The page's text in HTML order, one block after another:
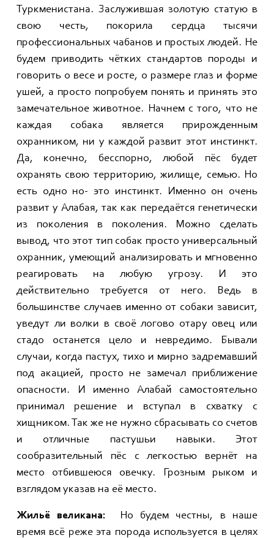
Туркменистана. Заслужившая золотую статую в
свою честь, покорила сердца тысячи
профессиональных чабанов и простых людей. Не
будем приводить чётких стандартов породы и
говорить о весе и росте, о размере глаз и форме
ушей, а просто попробуем понять и принять это
замечательное животное. Начнем с того, что не
каждая собака является прирожденным
охранником, ни у каждой развит этот инстинкт.
Да, конечно, бесспорно, любой пёс будет
охранять свою территорию, жилище, семью. Но
есть одно но- это инстинкт. Именно он очень
развит у Алабая, так как передаётся генетически
из поколения в поколения. Можно сделать
вывод, что этот тип собак просто универсальный
охранник, умеющий анализировать и мгновенно
реагировать на любую угрозу. И это
действительно требуется от него. Ведь в
большинстве случаев именно от собаки зависит,
уведут ли волки в своё логово отару овец или
стадо останется цело и невредимо. Бывали
случаи, когда пастух, тихо и мирно задремавший
под акацией, просто не замечал приближение
опасности. И именно Алабай самостоятельно
принимал решение и вступал в схватку с
хищником. Так же не нужно сбрасывать со счетов
и отличные пастушьи навыки. Этот
сообразительный пёс с легкостью вернёт на
место отбившеюся овечку. Грозным рыком и
взглядом указав на её место.
Жильё великана:
Но будем честны, в наше
время всё реже эта порода используется в целях